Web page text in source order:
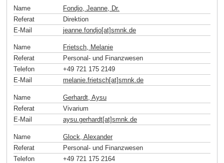
Name
Fondjo, Jeanne, Dr.
Referat
Direktion
E-Mail
jeanne.fondjo[at]smnk de
Name
Frietsch, Melanie
Referat
Personal- und Finanzwesen
Telefon
+49 721 175 2149
E-Mail
melanie.frietsch[at]smnk.de
Name
Gerhardt, Aysu
Referat
Vivarium
E-Mail
aysu.gerhardt[at]smnk.de
Name
Glock, Alexander
Referat
Personal- und Finanzwesen
Telefon
+49 721 175 2164